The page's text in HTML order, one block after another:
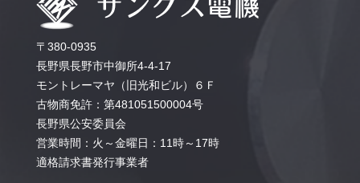
〒380-0935
長野県長野市中御所4-4-17
モントレーマヤ（旧光和ビル）６Ｆ
古物商免許：第481051500004号
長野県公安委員会
営業時間：火～金曜日：11時～17時
適格請求書発行事業者